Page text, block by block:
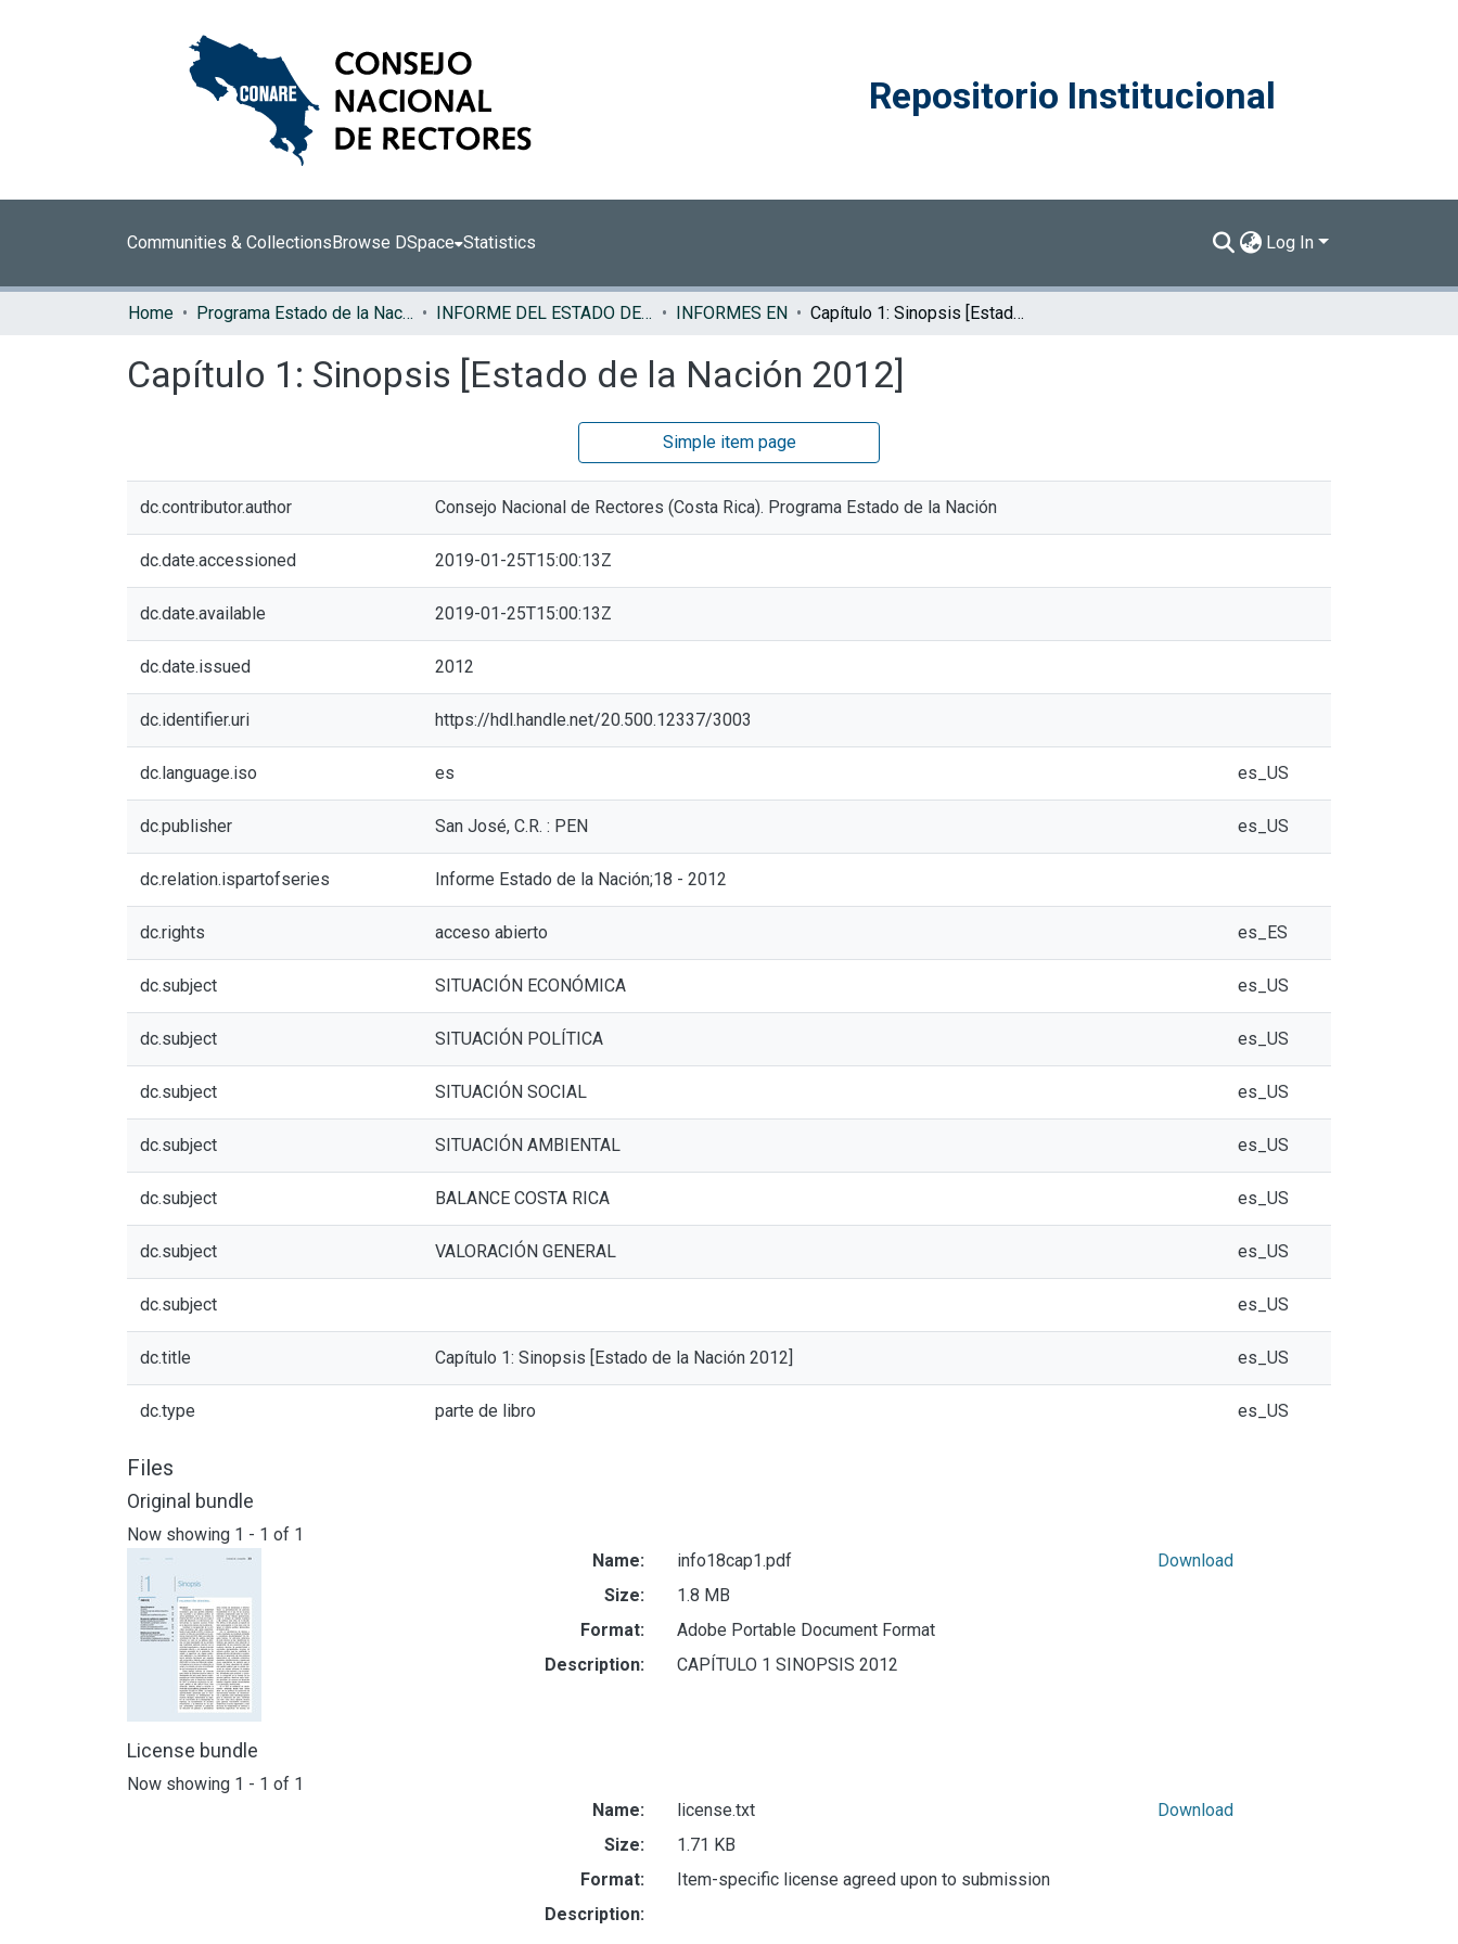
Repositorio Institucional
Communities & CollectionsBrowse DSpace Statistics Log In
Home Programa Estado de la Nación (PEN) INFORME DEL ESTADO DE LA NACION INFORMES EN Capítulo 1: Sinopsis [Estado de la Nación 2012]
Capítulo 1: Sinopsis [Estado de la Nación 2012]
Simple item page
dc.contributor.author Consejo Nacional de Rectores (Costa Rica). Programa Estado de la Nación
dc.date.accessioned 2019-01-25T15:00:13Z
dc.date.available 2019-01-25T15:00:13Z
dc.date.issued 2012
dc.identifier.uri https://hdl.handle.net/20.500.12337/3003
dc.language.iso es es_US
dc.publisher San José, C.R. : PEN es_US
dc.relation.ispartofseries Informe Estado de la Nación;18 - 2012
dc.rights acceso abierto es_ES
dc.subject SITUACIÓN ECONÓMICA es_US
dc.subject SITUACIÓN POLÍTICA es_US
dc.subject SITUACIÓN SOCIAL es_US
dc.subject SITUACIÓN AMBIENTAL es_US
dc.subject BALANCE COSTA RICA es_US
dc.subject VALORACIÓN GENERAL es_US
dc.subject es_US
dc.title Capítulo 1: Sinopsis [Estado de la Nación 2012] es_US
dc.type parte de libro es_US
Files
Original bundle
Now showing 1 - 1 of 1
Name:
info18cap1.pdf
Size:
1.8 MB
Format:
Adobe Portable Document Format
Description:
CAPÍTULO 1 SINOPSIS 2012
Download
License bundle
Now showing 1 - 1 of 1
Name:
license.txt
Size:
1.71 KB
Format:
Item-specific license agreed upon to submission
Description:
Download